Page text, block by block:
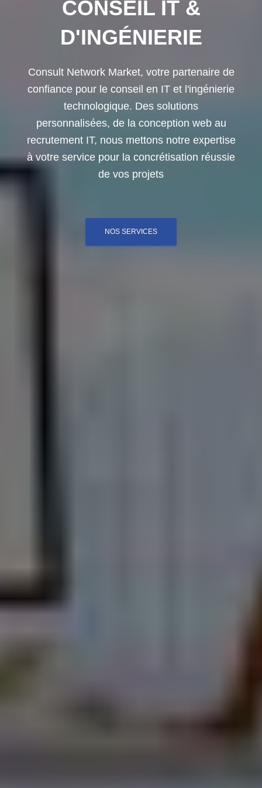
CONSEIL IT &
D'INGÉNIERIE
Consult Network Market, votre partenaire de
confiance pour le conseil en IT et l'ingénierie
technologique. Des solutions
personnalisées, de la conception web au
recrutement IT, nous mettons notre expertise
à votre service pour la concrétisation réussie
de vos projets
NOS SERVICES